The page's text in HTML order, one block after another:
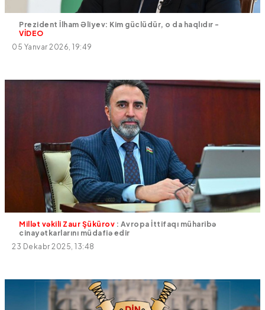
Prezident İlham Əliyev: Kim güclüdür, o da haqlıdır -
VİDEO
05 Yanvar 2026, 19:49
Millət vəkili Zaur Şükürov : Avropa İttifaqı müharibə
cinayətkarlarını müdafiə edir
23 Dekabr 2025, 13:48